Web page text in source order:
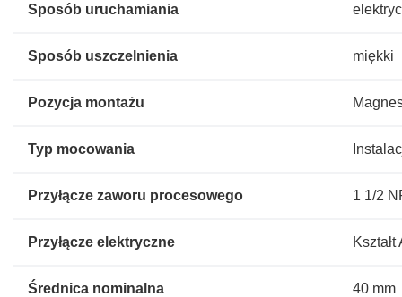
Sposób uruchamiania
Sposób uszczelnienia miękki
Pozycja montażu
Typ mocowania
Przyłącze zaworu procesowego 1 1/2
Przyłącze elektryczne
Średnica nominalna 40 mm